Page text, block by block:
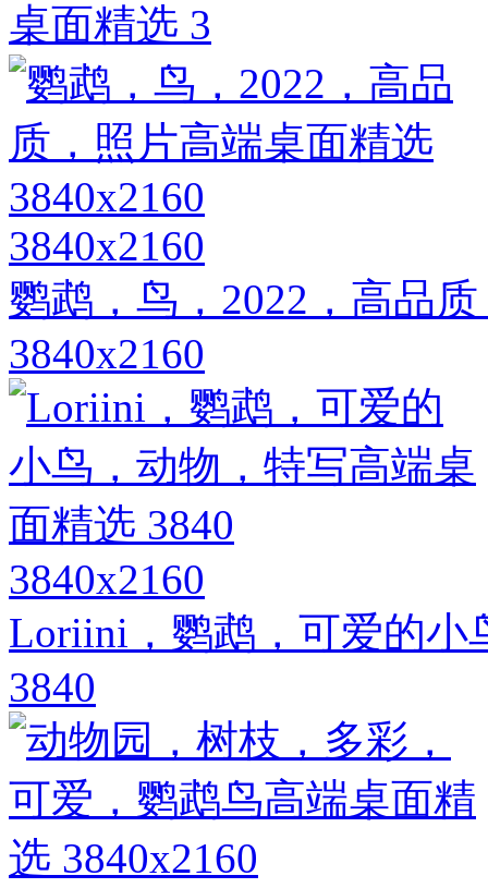
桌面精选 3
3840x2160
鹦鹉，鸟，2022，高品
3840x2160
3840x2160
Loriini，鹦鹉，可爱的小
3840